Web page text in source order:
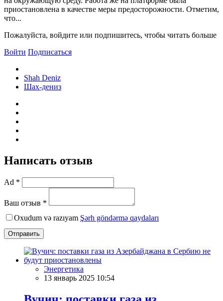
приостановлена в качестве меры предосторожности. Отметим,
что...
Пожалуйста, войдите или подпишитесь, чтобы читать больше
Войти Подписаться
Shah Deniz
Шах-дениз
Написать отзыв
Ad *
Ваш отзыв *
Oxudum və razıyam Şərh göndərmə qaydaları
Отправить
Энергетика
13 январь 2025 10:54